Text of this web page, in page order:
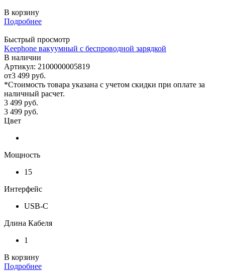
В корзину
Подробнее
Быстрый просмотр
Keephone вакуумный с беспроводной зарядкой
В наличии
Артикул: 2100000005819
от3 499 руб.
*Стоимость товара указана с учетом скидки при оплате за
наличный расчет.
3 499 руб.
3 499 руб.
Цвет
Мощность
15
Интерфейс
USB-C
Длина Кабеля
1
В корзину
Подробнее